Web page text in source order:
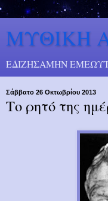
ΜΥΘΙΚΗ
ΕΔΙΖΗΣΑΜΗΝ
Σάββατο 26 Οκτωβρίου 2013
Το ρητό της